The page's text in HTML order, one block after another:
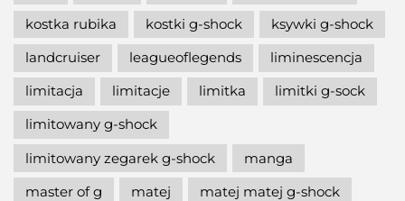
kostka rubika
kostki g-shock
ksywki g-shock
landcruiser
leagueoflegends
liminescencja
limitacja
limitacje limitka
limitki g-sock
limitowany g-shock
limitowany zegarek g-shock
manga
master of g
matej
matej matej g-shock